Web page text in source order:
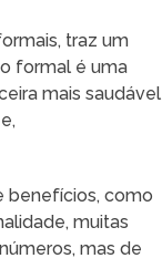
traz um
formal é uma
mais saudável
benefícios, como
muitas
mas de